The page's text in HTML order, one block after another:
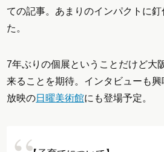
ての記事。あまりのインパクトに
た。
7年ぶりの個展ということだけど大
来ることを期待。インタビューも
放映の日曜美術館にも登場予定。